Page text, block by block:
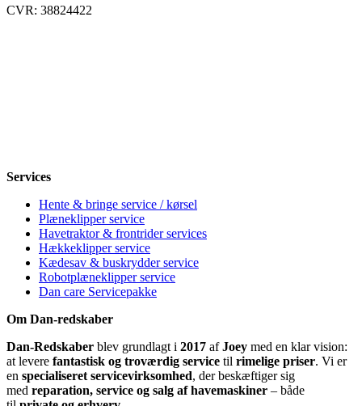
CVR: 38824422
Services
Hente & bringe service / kørsel
Plæneklipper service
Havetraktor & frontrider services
Hækkeklipper service
Kædesav & buskrydder service
Robotplæneklipper service
Dan care Servicepakke
Om Dan-redskaber
Dan-Redskaber blev grundlagt i 2017 afJoey med en klar vision:
at levere fantastisk og troværdig service til rimelige priser. Vi er
en specialiseret servicevirksomhed, der beskæftiger sig
med reparation, service og salg af havemaskiner – både